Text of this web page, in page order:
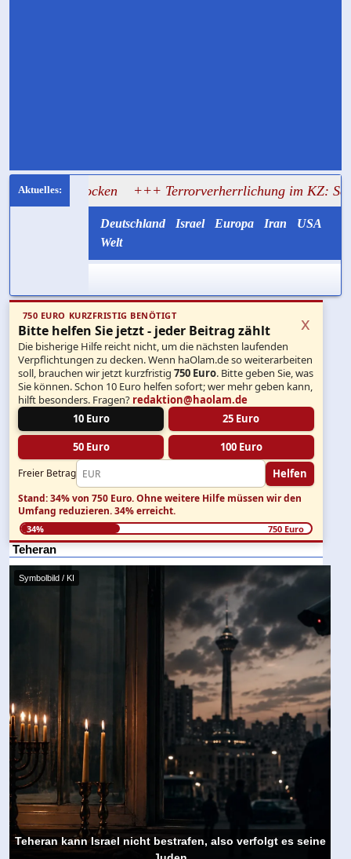
+++ Terrorverherrlichung im KZ: Schüler tragen
Deutschland Israel Europa Iran
USA
Welt
750 EURO KURZFRISTIG BENÖTIGT
Bitte helfen Sie jetzt - jeder Beitrag zählt
Die bisherige Hilfe reicht nicht, um die nächsten laufenden
Verpflichtungen zu decken. Wenn haOlam.de so weiterarbeiten
soll, brauchen wir jetzt kurzfristig750 Euro. Bitte geben Sie, was
Sie können. Schon 10 Euro helfen sofort; wer mehr geben kann,
hilft besonders. Fragen? redaktion@haolam.de
10 Euro
25 Euro
50 Euro 100 Euro
Freier Betrag Helfen
x
Stand: 34% von 750 Euro.Ohne weitere Hilfe müssen wir den
Umfang reduzieren.34% erreicht.
34% 750 Euro
Teheran
Symbolbild / KI
Teheran kann Israel nicht bestrafen, also verfolgt es seine